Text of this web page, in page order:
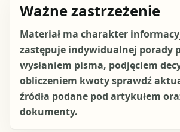
Ważne zastrzeżenie
Materiał ma charakter
zastępuje indywidualnej porady
wysłaniem pisma, podjęciem
obliczeniem kwoty sprawdź
źródła podane pod artykułem
dokumenty.